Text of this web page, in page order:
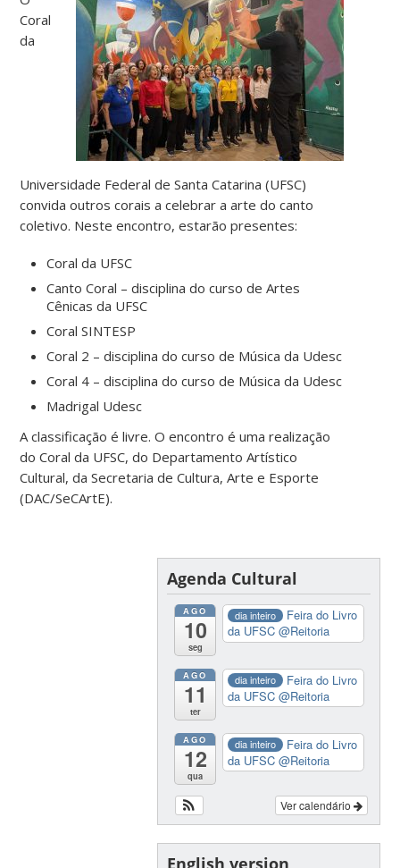
Coral
da
Universidade Federal de Santa Catarina (UFSC)
convida outros corais a celebrar a arte do canto
coletivo. Neste encontro, estarão presentes:
Coral da UFSC
Canto Coral – disciplina do curso de Artes
Cênicas da UFSC
Coral SINTESP
Coral 2 – disciplina do curso de Música da Udesc
Coral 4 – disciplina do curso de Música da Udesc
Madrigal Udesc
A classificação é livre. O encontro é uma realização
do Coral da UFSC, do Departamento Artístico
Cultural, da Secretaria de Cultura, Arte e Esporte
(DAC/SeCArtE).
Agenda Cultural
AGO
10
seg
dia inteiro
Feira do Livro
da UFSC@Reitoria
AGO
11
ter
dia inteiro
Feira do Livro
da UFSC@Reitoria
AGO
12
qua
dia inteiro
Feira do Livro
da UFSC@Reitoria
Ver calendário
English version